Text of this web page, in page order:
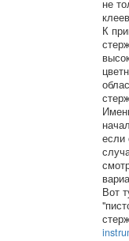
не
К
если
Вот